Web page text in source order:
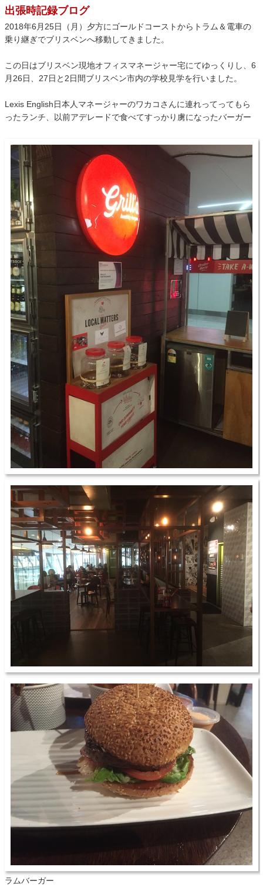
出張時記録ブログ
2018年6月25日（月）夕方にゴールドコーストからトラム＆電車の
乗り継ぎでブリスベンへ移動してきました。
この日はブリスベン現地オフィスマネージャー宅にてゆっくりし、6
月26日、27日と2日間ブリスベン市内の学校見学を行いました。
Lexis English日本人マネージャーのワカコさんに連れってってもら
ったランチ、以前アデレードで食べてすっかり虜になったバーガー
ラムバーガー